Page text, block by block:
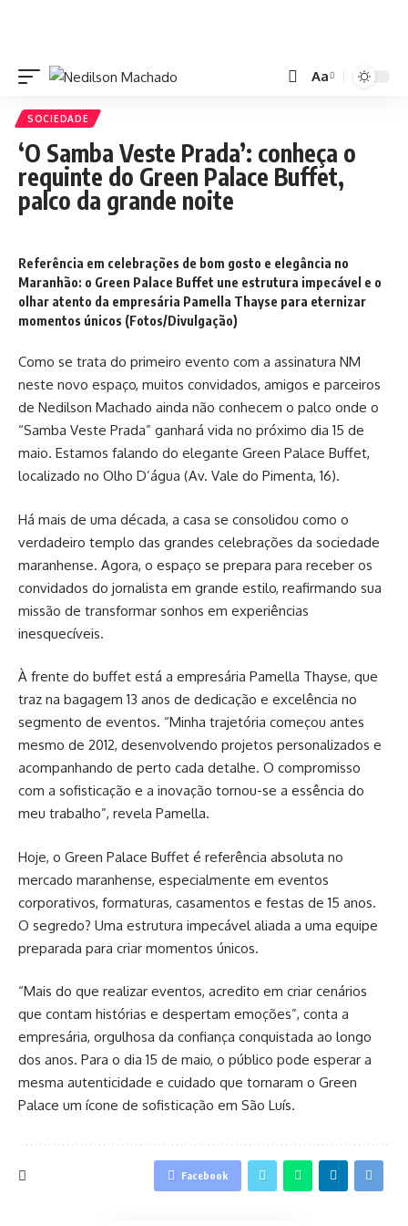
Aa
SOCIEDADE
‘O Samba Veste Prada’: conheça o
requinte do Green Palace Buffet,
palco da grande noite
Referência em celebrações de bom gosto e elegância no
Maranhão: o Green Palace Buffet une estrutura impecável e o
olhar atento da empresária Pamella Thayse para eternizar
momentos únicos (Fotos/Divulgação)
Como se trata do primeiro evento com a assinatura NM
neste novo espaço, muitos convidados, amigos e parceiros
de Nedilson Machado ainda não conhecem o palco onde o
“Samba Veste Prada” ganhará vida no próximo dia 15 de
maio. Estamos falando do elegante Green Palace Buffet,
localizado no Olho D’água (Av. Vale do Pimenta, 16).
Há mais de uma década, a casa se consolidou como o
verdadeiro templo das grandes celebrações da sociedade
maranhense. Agora, o espaço se prepara para receber os
convidados do jornalista em grande estilo, reafirmando sua
missão de transformar sonhos em experiências
inesquecíveis.
À frente do buffet está a empresária Pamella Thayse, que
traz na bagagem 13 anos de dedicação e excelência no
segmento de eventos. “Minha trajetória começou antes
mesmo de 2012, desenvolvendo projetos personalizados e
acompanhando de perto cada detalhe. O compromisso
com a sofisticação e a inovação tornou-se a essência do
meu trabalho”, revela Pamella.
Hoje, o Green Palace Buffet é referência absoluta no
mercado maranhense, especialmente em eventos
corporativos, formaturas, casamentos e festas de 15 anos.
O segredo? Uma estrutura impecável aliada a uma equipe
preparada para criar momentos únicos.
“Mais do que realizar eventos, acredito em criar cenários
que contam histórias e despertam emoções”, conta a
empresária, orgulhosa da confiança conquistada ao longo
dos anos. Para o dia 15 de maio, o público pode esperar a
mesma autenticidade e cuidado que tornaram o Green
Palace um ícone de sofisticação em São Luís.
Facebook